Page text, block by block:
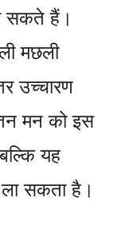
सकते हैं।
मछली
उच्चारण
मन को इस
यह
सकता है।